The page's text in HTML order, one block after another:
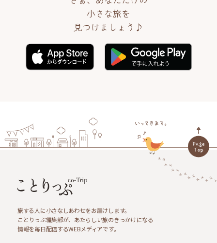
小さな旅を
見つけましょう♪
旅する人に小さなしあわせをお届けします。
ことりっぷ編集部が、あたらしい旅のきっかけになる
情報を毎日配信するWEBメディアです。